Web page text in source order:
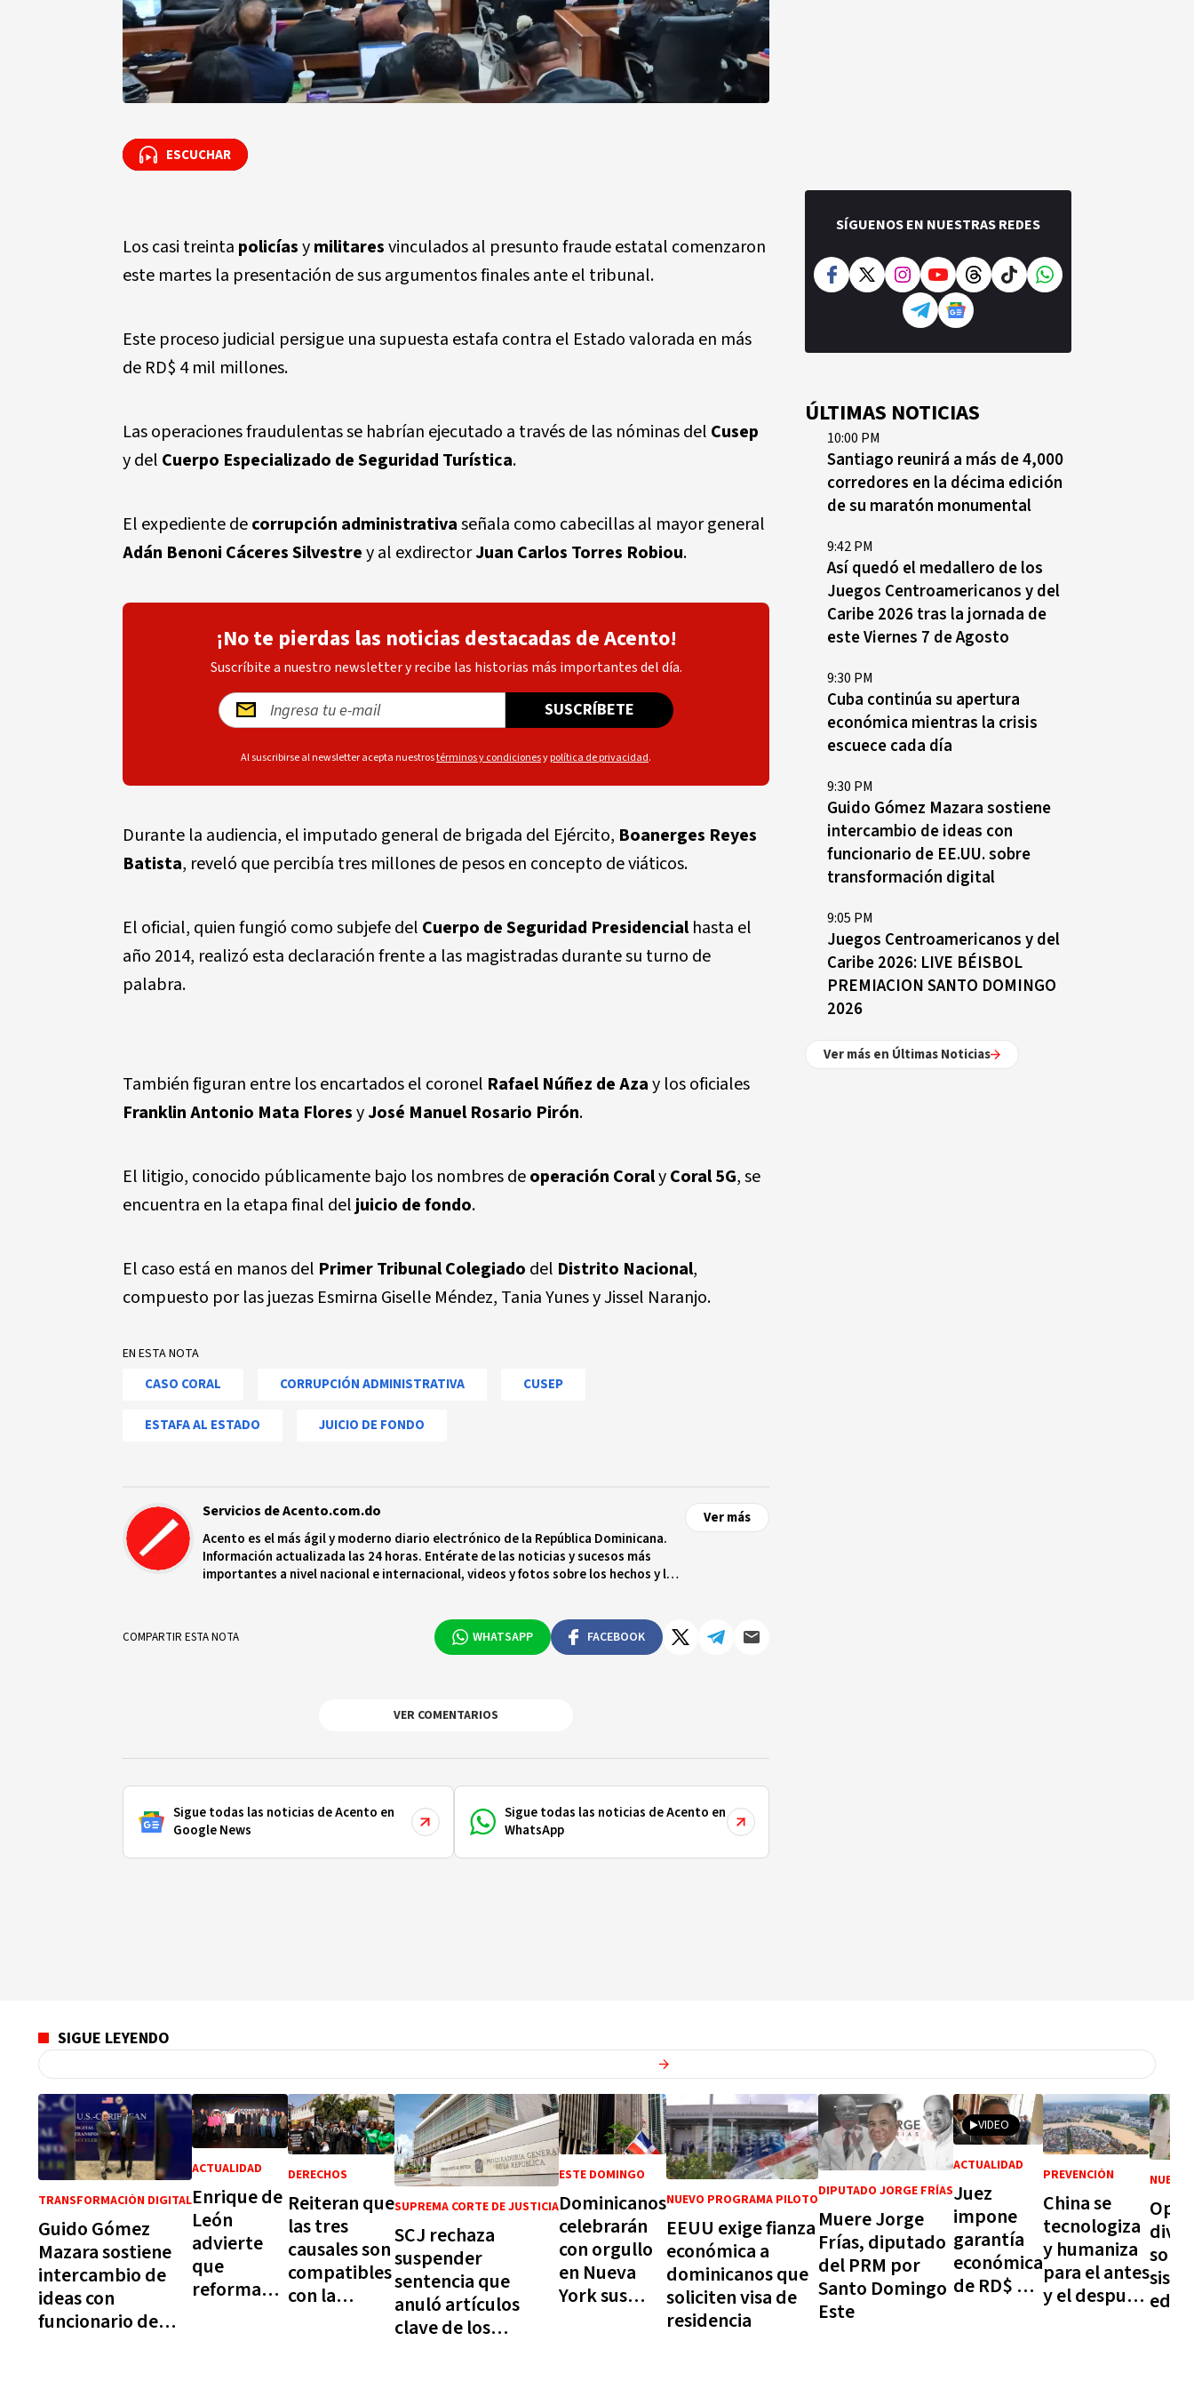
ESCUCHAR
ESCUCHAR
Los casi treinta policíasymilitaresvinculados al presunto ‌​‌​‌​‌​‍‌‌​​‌‌​‌‍‌​‌‌‌​​‌‍‌​​​‌‌​​‍‌​​‌‌​‌‌‍‌​‌‌‌​​​‍‌​‌​‌​​‌‍‌​​‌​‌​​‍‌​‌​​‌‌‌‍‌‌​​‌‌‌​‍‌‌​​​‌‌‌‍‌​‌‌​‌​​‍‌​​​​‌‌‌‍‌​‌​‌​‌‌‍‌​​‌‌‌​‌‍‌‌​​​‌‌‌‍‌​‌​‌‌‌​‍‌​‌‌‌‌​‌‍‌​​​​‌​‌‍‌​​‌​​‌‌‍‌​‌‌​‌​​‍‌‌​​‌‌​‌‍‌​​‌​‌‌‌‍‌​​‌​​​‌‍‌​‌‌‌​​​‍‌​​​‌​‌‌‍‌​​​‌​​‌‍‌​​‌‌​​‌‍‌​‌‌​​‌‌‍‌‌​‌​‌​​‍‌​​‌​‌​​‍‌​​​​‌‌​‍‌​‌‌​​‌‌‍‌​​‌​‌‌​‍‌​​​‌‌​​‍‌​​‌‌‌‌​‍‌​​‌‌‌​‌‍‌​‌​‌​‌‌‍‌​‌​‌​‌‌‍‌​‌​‌‌‌‌‍‌​​​‌​‌​‍‌‌​​‌​​​‍‌​‌‌​​​‌‍‌​​‌​‌​‌‍‌​​‌‌‌‌​‍‌​​‌​‌​​‍‌​‌‌​​‌​‍‌​​​‌​​‌‍‌​​​‌​​‌‍‌​​‌‌​​​‍‌​‌‌‌​‌​‍‌‌​​‌​‌‌‍‌‌​​‌​‌​‍‌​​‌​​‌​‍‌‌​​​‌‌‌‍‌‌​​‌​​​‍‌‌​​‌​‌​‍‌​​‌​​​‌‍‌​‌‌​​‌​‍‌​‌‌‌‌​‌‍‌​​‌‌​‌‌‍‌​‌‌​‌​‌‍‌​​‌​‌‌‌‍‌​​​‌​‌​‍‌​​‌‌‌​‌‍‌​‌‌​‌‌‌‍‌​‌​​‌‌​‍‌​​‌‌​​‌‍‌​‌​‌​​‌‍‌​​​​‌​‌‍‌​‌​‌​‌‌‍‌​‌​‌‌​‌‍‌​​‌​‌‌​‍‌​​​‌‌​‌‍‌​​​‌‌​​‍‌​​‌​​​‌‍‌​​​​‌‌​‍‌​​​‌‌​​‍‌​‌‌‌‌‌​‍‌​​‌‌‌​​‍‌​​‌​​​‌‍‌​‌‌​‌‌​‍‌​‌‌‌‌​‌‍‌​‌‌‌​‌‌‍‌‌​‌​​​​‍‌‌​​​‌‌​‍‌​​‌‌​‌​‍‌​‌‌​‌​​‍‌​​‌‌‌​‌‍‌​‌​​‌​‌‍‌​‌‌‌‌​​‍‌‌​​‌‌‌​‍‌​‌‌‌​​‌‍‌​​​‌‌​‌‍‌​​‌​​‌‌‍‌​​​‌‌‌​‍‌​​‌​‌​​‍‌​‌​‌‌​‌‍‌​‌​​‌​‌‍‌‌​‌​‌​​‍‌​​‌​​‌‌‍‌‌​​​‌‌​‍‌​​​‌‌‌‌‍‌​‌​​‌​‌‍‌​​​​‌‌‌‍‌​‌​‌‌​‌‍‌‌​​​‌‌‌‍‌‌​​​​‌​fraude estatal comenzaron
este martes la presentación de sus argumentos finales ante el tribunal.
Este proceso judicial persigue una supuesta estafa contra el Estado valorada en más
de RD$ 4 mil millones.
Las operaciones fraudulentas se habrían ejecutado a través de las nóminas del Cusep
y del Cuerpo Especializado de Seguridad Turística.
El expediente decorrupción administrativaseñala como cabecillas al mayor general
Adán Benoni Cáceres Silvestrey al exdirectorJuan Carlos Torres Robiou.
¡No te pierdas las noticias destacadas de Acento!
Suscríbite a nuestro newsletter y recibe las historias más importantes del día.
SUSCRÍBETE
Al suscribirse al newsletter acepta nuestrostérminos y condicionesypolítica de privacidad.
Durante la audiencia, el imputado general de brigada del Ejército, Boanerges Reyes
Batista, reveló que percibía tres millones de pesos en concepto de viáticos.
El oficial, quien fungió como subjefe del Cuerpo de Seguridad Presidencialhasta el
año 2014, realizó esta declaración frente a las magistradas durante su turno de
palabra.
También figuran entre los encartados el coronel Rafael Núñez de Azay los oficiales
Franklin Antonio Mata FloresyJosé Manuel Rosario Pirón.
El litigio, conocido públicamente bajo los nombres deoperación CoralyCoral 5G, se
encuentra en la etapa final deljuicio de fondo.
El caso está en manos del Primer Tribunal Colegiado del Distrito Nacional,
compuesto por las juezas Esmirna Giselle Méndez, Tania Yunes y Jissel Naranjo.
EN ESTA NOTA
CASO CORAL CORRUPCIÓN ADMINISTRATIVA CUSEP
ESTAFA AL ESTADO JUICIO DE FONDO
Servicios de Acento.com.do
Acento es el más ágil y moderno diario electrónico de la República Dominicana.
Información actualizada las 24 horas. Entérate de las noticias y sucesos más
importantes a nivel nacional e internacional, videos y fotos sobre los hechos y los
Ver más
COMPARTIR ESTA NOTA WHATSAPP FACEBOOK
VER COMENTARIOS
Sigue todas las noticias de Acento en
Google News
Sigue todas las noticias de Acento en
WhatsApp
SÍGUENOS EN NUESTRAS REDES
ÚLTIMAS NOTICIAS
10:00 PM
Santiago reunirá a más de 4,000
corredores en la décima edición
de su maratón monumental
9:42 PM
Así quedó el medallero de los
Juegos Centroamericanos y del
Caribe 2026 tras la jornada de
este Viernes 7 de Agosto
9:30 PM
Cuba continúa su apertura
económica mientras la crisis
escuece cada día
9:30 PM
Guido Gómez Mazara sostiene
intercambio de ideas con
funcionario de EE.UU. sobre
transformación digital
9:05 PM
Juegos Centroamericanos y del
Caribe 2026: LIVE BÉISBOL
PREMIACION SANTO DOMINGO
2026
Ver más en Últimas Noticias
SIGUE LEYENDO
Actualidad
TRANSFORMACIÓN DIGITAL
Guido Gómez
Mazara sostiene
intercambio de
ideas con
funcionario de
ACTUALIDAD
Enrique de
León
advierte
que
reforma
DERECHOS
Reiteran que
las tres
causales son
compatibles
con la
SUPREMA CORTE DE JUSTICIA
SCJ rechaza
suspender
sentencia que
anuló artículos
clave de los
ESTE DOMINGO
Dominicanos
celebrarán
con orgullo
en Nueva
York sus
NUEVO PROGRAMA PILOTO
EEUU exige fianza
económica a
dominicanos que
soliciten visa de
residencia
DIPUTADO JORGE FRÍAS
Muere Jorge
Frías, diputado
del PRM por
Santo Domingo
Este
VIDEO
ACTUALIDAD
Juez
impone
garantía
económica
de RD$ 10
PREVENCIÓN
China se
tecnologiza
y humaniza
para el antes
y el después
NUEVO